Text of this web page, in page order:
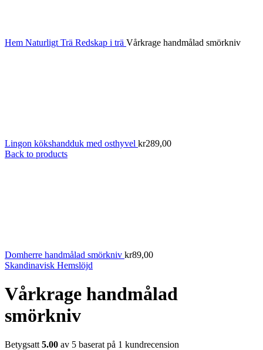
Hem Naturligt Trä Redskap i trä Vårkrage handmålad smörkniv
Lingon kökshandduk med osthyvel kr289,00
Back to products
Domherre handmålad smörkniv kr89,00
Skandinavisk Hemslöjd
Vårkrage handmålad
smörkniv
Betygsatt 5.00 av 5 baserat på 1 kundrecension